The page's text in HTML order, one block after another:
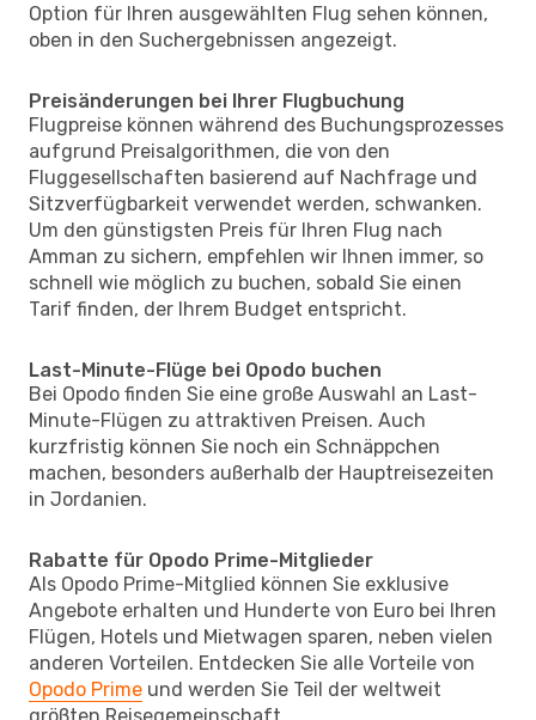
Option für Ihren ausgewählten Flug sehen können,
oben in den Suchergebnissen angezeigt.
Preisänderungen bei Ihrer Flugbuchung
Flugpreise können während des Buchungsprozesses
aufgrund Preisalgorithmen, die von den
Fluggesellschaften basierend auf Nachfrage und
Sitzverfügbarkeit verwendet werden, schwanken.
Um den günstigsten Preis für Ihren Flug nach
Amman zu sichern, empfehlen wir Ihnen immer, so
schnell wie möglich zu buchen, sobald Sie einen
Tarif finden, der Ihrem Budget entspricht.
Last-Minute-Flüge bei Opodo buchen
Bei Opodo finden Sie eine große Auswahl an Last-
Minute-Flügen zu attraktiven Preisen. Auch
kurzfristig können Sie noch ein Schnäppchen
machen, besonders außerhalb der Hauptreisezeiten
in Jordanien.
Rabatte für Opodo Prime-Mitglieder
Als Opodo Prime-Mitglied können Sie exklusive
Angebote erhalten und Hunderte von Euro bei Ihren
Flügen, Hotels und Mietwagen sparen, neben vielen
anderen Vorteilen. Entdecken Sie alle Vorteile von
Opodo Prime und werden Sie Teil der weltweit